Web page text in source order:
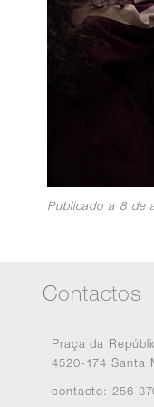
Publicado a 8 de
Contactos
Praça da
4520-174 Santa
contacto: 256